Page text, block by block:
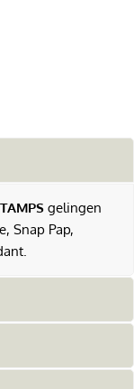
gelingen
Snap Pap,